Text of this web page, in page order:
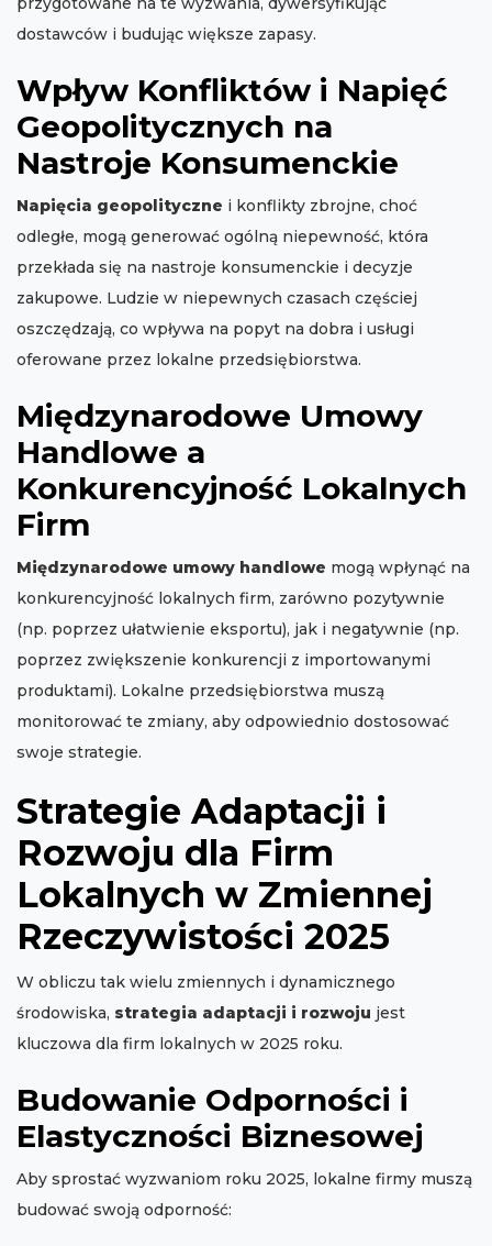
dostawców i budując większe zapasy.
Wpływ Konfliktów i Napięć
Geopolitycznych na
Nastroje Konsumenckie
Napięcia geopolityczne i konflikty zbrojne, choć
odległe, mogą generować ogólną niepewność, która
przekłada się na nastroje konsumenckie i decyzje
zakupowe. Ludzie w niepewnych czasach częściej
oszczędzają, co wpływa na popyt na dobra i usługi
oferowane przez lokalne przedsiębiorstwa.
Międzynarodowe Umowy
Handlowe a
Konkurencyjność Lokalnych
Firm
Międzynarodowe umowy handlowe mogą wpłynąć na
konkurencyjność lokalnych firm, zarówno pozytywnie
(np. poprzez ułatwienie eksportu), jak i negatywnie (np.
poprzez zwiększenie konkurencji z importowanymi
produktami). Lokalne przedsiębiorstwa muszą
monitorować te zmiany, aby odpowiednio dostosować
swoje strategie.
Strategie Adaptacji i
Rozwoju dla Firm
Lokalnych w Zmiennej
Rzeczywistości 2025
W obliczu tak wielu zmiennych i dynamicznego
środowiska, strategia adaptacji i rozwoju jest
kluczowa dla firm lokalnych w 2025 roku.
Budowanie Odporności i
Elastyczności Biznesowej
Aby sprostać wyzwaniom roku 2025, lokalne firmy muszą
budować swoją odporność: